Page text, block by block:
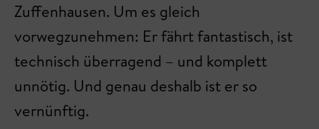
Zuffenhausen. Um es gleich
vorwegzunehmen: Er fährt fantastisch, ist
technisch überragend – und komplett
unnötig. Und genau deshalb ist er so
vernünftig.